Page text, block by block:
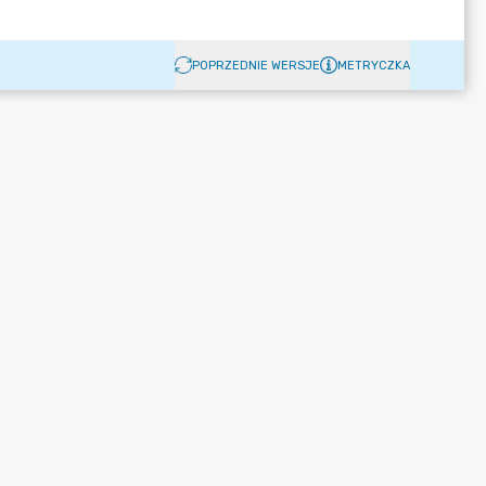
POPRZEDNIE WERSJE METRYCZKA